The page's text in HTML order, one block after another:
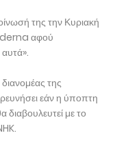
της την Κυριακή
αφού
της
εάν η ύποπτη
με το